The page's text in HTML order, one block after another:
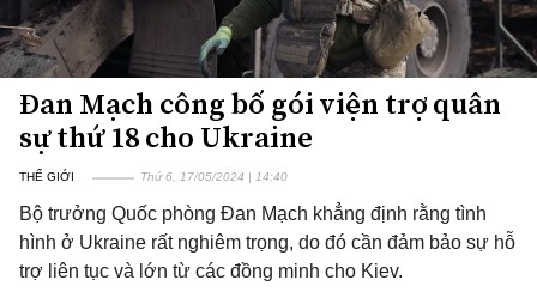
Đan Mạch công bố gói viện trợ quân
sự thứ 18 cho Ukraine
THẾ GIỚI Thứ 6, 17/05/2024 | 14:40
Bộ trưởng Quốc phòng Đan Mạch khẳng định rằng tình
hình ở Ukraine rất nghiêm trọng, do đó cần đảm bảo sự hỗ
trợ liên tục và lớn từ các đồng minh cho Kiev.